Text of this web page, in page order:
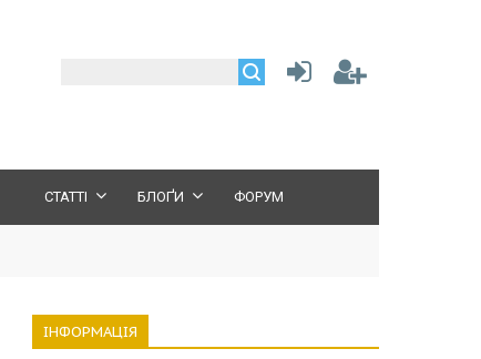
СТАТТІ БЛОҐИ ФОРУМ
ІНФОРМАЦІЯ